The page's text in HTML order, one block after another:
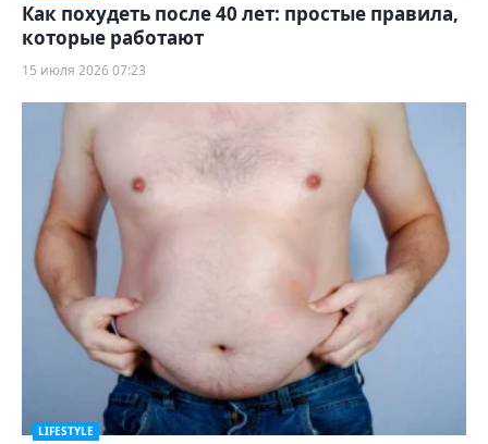
Как похудеть после 40 лет: простые правила,
которые работают
15 июля 2026 07:23
LIFESTYLE